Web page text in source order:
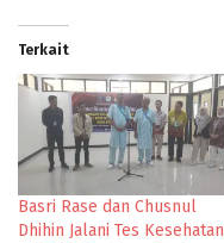
Terkait
Basri Rase dan Chusnul
Dhihin Jalani Tes Kesehatan